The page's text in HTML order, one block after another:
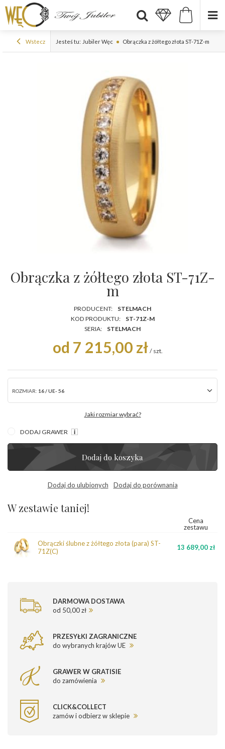
Wstecz Jesteś tu: Jubiler Węc Obrączka z żółtego złota ST-71Z-m
Obrączka z żółtego złota ST-71Z-
m
PRODUCENT:
STELMACH
KOD PRODUKTU:
ST-71Z-M
SERIA:
STELMACH
od 7 215,00 zł / szt.
ROZMIAR: 16 / UE- 56
Jaki rozmiar wybrać?
DODAJ GRAWER
Dodaj do koszyka
Dodaj do ulubionych Dodaj do porównania
W zestawie taniej!
Cena
zestawu
Obrączki ślubne z żółtego złota (para) ST-
71Z(C)
13 689,00 zł
DARMOWA DOSTAWA
od 50,00 zł
PRZESYŁKI ZAGRANICZNE
do wybranych krajów UE
GRAWER W GRATISIE
do zamówienia
CLICK&COLLECT
zamów i odbierz w sklepie